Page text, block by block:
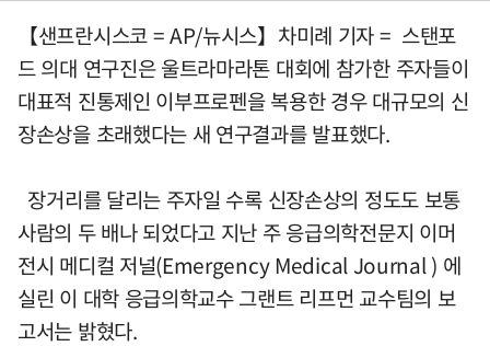
【샌프란시스코 = AP/뉴시스】차미례 기자 = 스탠포
드 의대 연구진은 울트라마라톤 대회에 참가한 주자들이
대표적 진통제인 이부프로펜을 복용한 경우 대규모의 신
장손상을 초래했다는 새 연구결과를 발표했다.
장거리를 달리는 주자일 수록 신장손상의 정도도 보통
사람의 두 배나 되었다고 지난 주 응급의학전문지 이머
전시 메디컬 저널(Emergency Medical Journal ) 에
실린 이 대학 응급의학교수 그랜트 리프먼 교수팀의 보
고서는 밝혔다.